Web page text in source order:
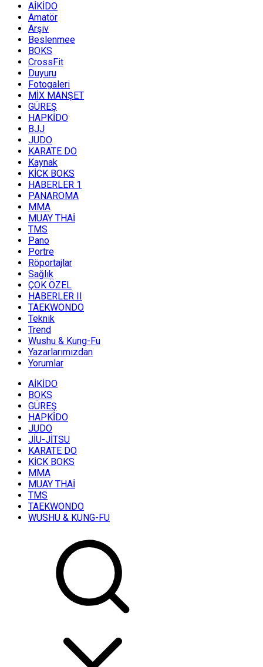
AİKİDO
Amatör
Arşiv
Beslenmee
BOKS
CrossFit
Duyuru
Fotogaleri
MİX MANŞET
GÜREŞ
HAPKİDO
BJJ
JUDO
KARATE DO
Kaynak
KİCK BOKS
HABERLER 1
PANAROMA
MMA
MUAY THAİ
TMS
Pano
Portre
Röportajlar
Sağlık
ÇOK ÖZEL
HABERLER II
TAEKWONDO
Teknik
Trend
Wushu & Kung-Fu
Yazarlarımızdan
Yorumlar
AİKİDO
BOKS
GÜREŞ
HAPKİDO
JUDO
JİU-JİTSU
KARATE DO
KİCK BOKS
MMA
MUAY THAİ
TMS
TAEKWONDO
WUSHU & KUNG-FU